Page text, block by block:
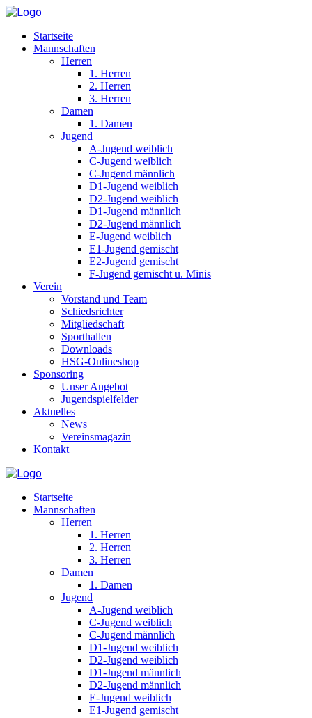
Startseite
Mannschaften
Herren
1. Herren
2. Herren
3. Herren
Damen
1. Damen
Jugend
A-Jugend weiblich
C-Jugend weiblich
C-Jugend männlich
D1-Jugend weiblich
D2-Jugend weiblich
D1-Jugend männlich
D2-Jugend männlich
E-Jugend weiblich
E1-Jugend gemischt
E2-Jugend gemischt
F-Jugend gemischt u. Minis
Verein
Vorstand und Team
Schiedsrichter
Mitgliedschaft
Sporthallen
Downloads
HSG-Onlineshop
Sponsoring
Unser Angebot
Jugendspielfelder
Aktuelles
News
Vereinsmagazin
Kontakt
Startseite
Mannschaften
Herren
1. Herren
2. Herren
3. Herren
Damen
1. Damen
Jugend
A-Jugend weiblich
C-Jugend weiblich
C-Jugend männlich
D1-Jugend weiblich
D2-Jugend weiblich
D1-Jugend männlich
D2-Jugend männlich
E-Jugend weiblich
E1-Jugend gemischt